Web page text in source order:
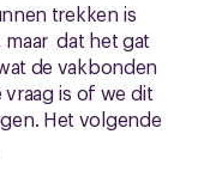
trekken is
dat het gat
de vakbonden
is of we dit
Het volgende